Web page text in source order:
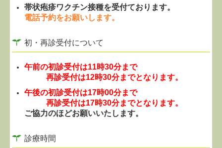
帯状疱疹ワクチン接種を受付ております。
電話予約をお願いします。
初・再診受付について
午前の初診受付は11時30分まで
再診受付は12時30分までとなります。
午後の初診受付は17時00分まで
再診受付は17時30分までとなります。
ご協力のほどお願いいたします。
診療時間